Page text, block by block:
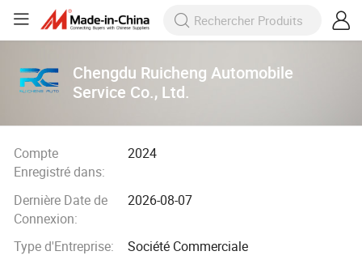
Chengdu Ruicheng Automobile
Service Co., Ltd.
Compte
Enregistré dans:
2024
Dernière Date de
Connexion:
2026-08-07
Type d'Entreprise:
Société Commerciale